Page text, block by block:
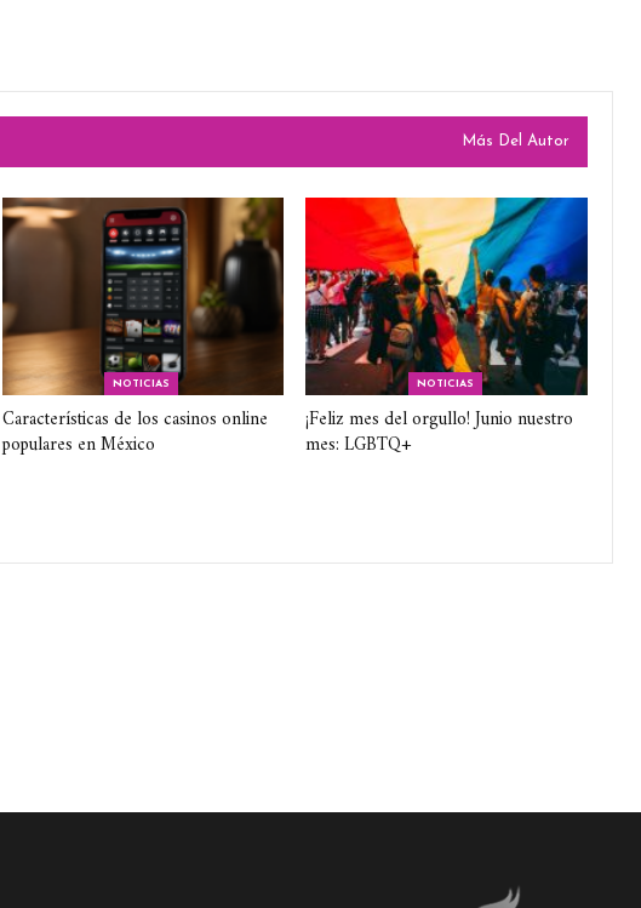
Más Del Autor
NOTICIAS
Características de los casinos online
populares en México
NOTICIAS
¡Feliz mes del orgullo! Junio nuestro
mes: LGBTQ+